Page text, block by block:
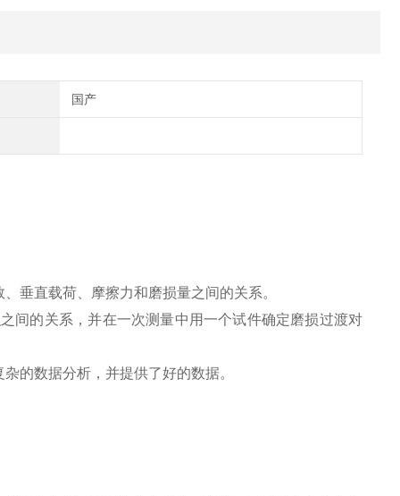
国产
垂直载荷、摩擦力和磨损量之间的关系。
间的关系，并在一次测量中用一个试件确定磨损过渡对
的数据分析，并提供了好的数据。